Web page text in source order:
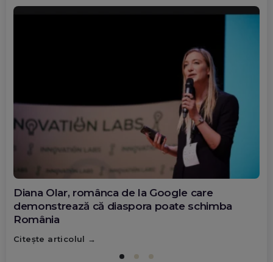
Diana Olar, românca de la Google care
demonstrează că diaspora poate schimba
România
Citește articolul